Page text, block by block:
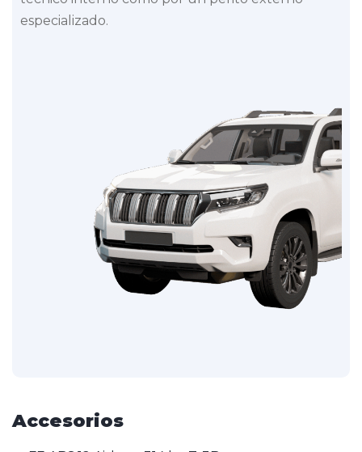
especializado.
Accesorios